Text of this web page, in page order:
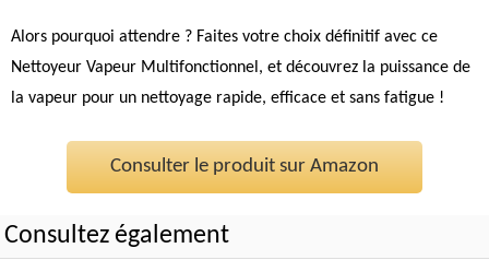
Alors pourquoi attendre ? Faites votre choix définitif avec ce
Nettoyeur Vapeur Multifonctionnel, et découvrez la puissance de
la vapeur pour un nettoyage rapide, efficace et sans fatigue !
Consulter le produit sur Amazon
Consultez également